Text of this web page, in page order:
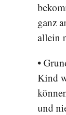
ganz
allein
•
Kind
und